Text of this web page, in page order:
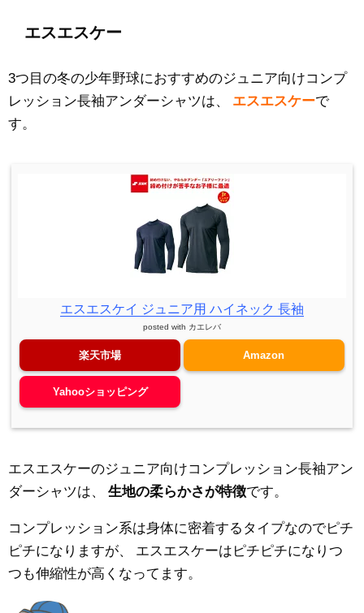
エスエスケー
3つ目の冬の少年野球におすすめのジュニア向けコンプ
レッション長袖アンダーシャツは、
エスエスケーで
す。
エスエスケイ ジュニア用 ハイネック 長袖
posted with カエレバ
楽天市場 Amazon
Yahooショッピング
エスエスケーのジュニア向けコンプレッション長袖アン
ダーシャツは、
生地の柔らかさが特徴です。
コンプレッション系は身体に密着するタイプなのでピチ
ピチになりますが、
エスエスケーはピチピチになりつ
つも伸縮性が高くなってます。